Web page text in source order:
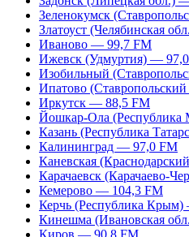
Зеленокумск
Златоуст (Челябинская
Иваново — 99,7 FM
Ижевск (Удмуртия) —
Изобильный
Ипатово
Иркутск — 88,5 FM
Йошкар-Ола
Казань (Республика
Калининград — 97,0 FM
Каневская
Карачаевск (Карачаево-
Кемерово — 104,3 FM
Керчь (Республика
Кинешма (Ивановская
Киров — 90,8 FM